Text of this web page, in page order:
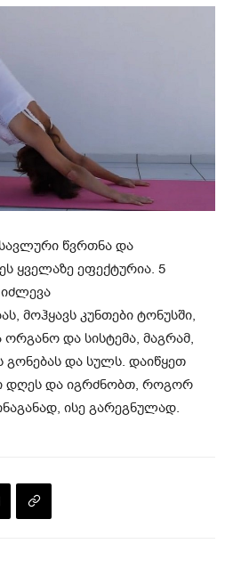
წვრთნა და
ყველაზე ეფექტურია. 5
მოჰყავს კუნთები ტონუსში,
და სისტემა, მაგრამ,
გონებას და სულს. დაიწყეთ
დღეს და იგრძნობთ, როგორ
ისე გარეგნულად.